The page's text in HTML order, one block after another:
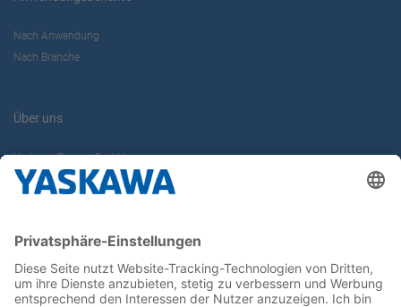
Nach Anwendung
Nach Branche
Über uns
Yaskawa Europe GmbH
Karriere
Newsletter